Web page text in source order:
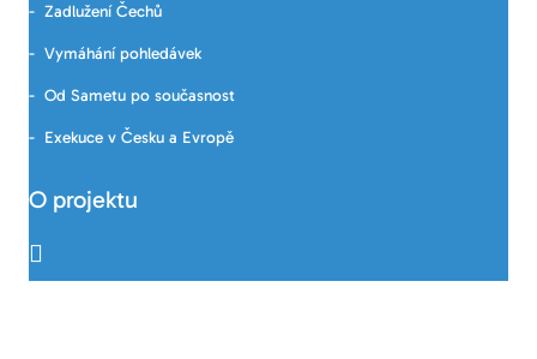
Zadlužení Čechů
Vymáhání pohledávek
Od Sametu po současnost
Exekuce v Česku a Evropě
O projektu